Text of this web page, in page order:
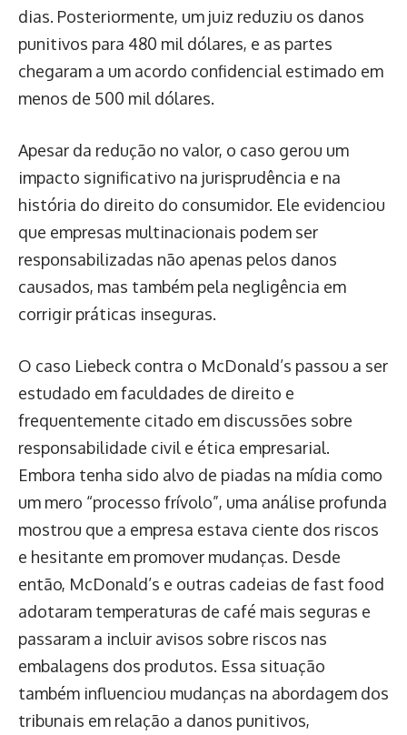
dias. Posteriormente, um juiz reduziu os danos
punitivos para 480 mil dólares, e as partes
chegaram a um acordo confidencial estimado em
menos de 500 mil dólares.
Apesar da redução no valor, o caso gerou um
impacto significativo na jurisprudência e na
história do direito do consumidor. Ele evidenciou
que empresas multinacionais podem ser
responsabilizadas não apenas pelos danos
causados, mas também pela negligência em
corrigir práticas inseguras.
O caso Liebeck contra o McDonald’s passou a ser
estudado em faculdades de direito e
frequentemente citado em discussões sobre
responsabilidade civil e ética empresarial.
Embora tenha sido alvo de piadas na mídia como
um mero “processo frívolo”, uma análise profunda
mostrou que a empresa estava ciente dos riscos
e hesitante em promover mudanças. Desde
então, McDonald’s e outras cadeias de fast food
adotaram temperaturas de café mais seguras e
passaram a incluir avisos sobre riscos nas
embalagens dos produtos. Essa situação
também influenciou mudanças na abordagem dos
tribunais em relação a danos punitivos,